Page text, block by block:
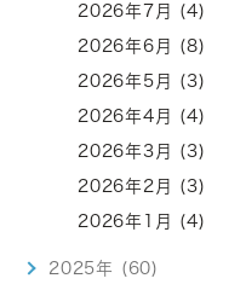
2026年7月 (4)
2026年6月 (8)
2026年5月 (3)
2026年4月 (4)
2026年3月 (3)
2026年2月 (3)
2026年1月 (4)
2025年 (60)